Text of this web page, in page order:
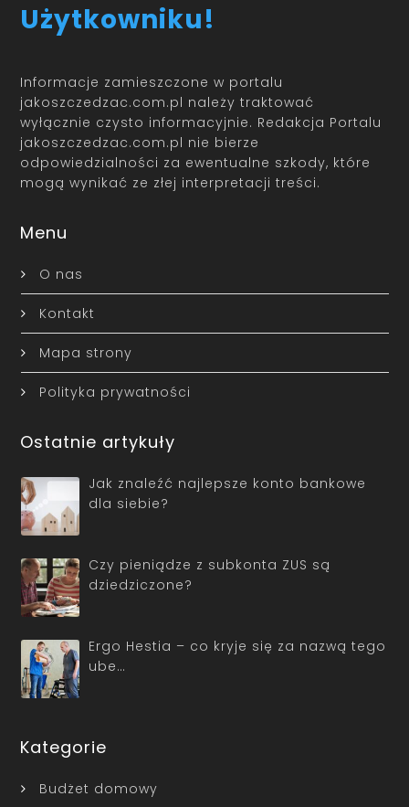
Użytkowniku!
Informacje zamieszczone w portalu
jakoszczedzac.com.pl należy traktować
wyłącznie czysto informacyjnie. Redakcja Portalu
jakoszczedzac.com.pl nie bierze
odpowiedzialności za ewentualne szkody, które
mogą wynikać ze złej interpretacji treści.
Menu
O nas
Kontakt
Mapa strony
Polityka prywatności
Ostatnie artykuły
Jak znaleźć najlepsze konto bankowe
dla siebie?
Czy pieniądze z subkonta ZUS są
dziedziczone?
Ergo Hestia – co kryje się za nazwą tego
ube…
Kategorie
Budżet domowy